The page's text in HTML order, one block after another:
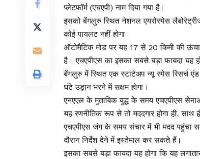
प्लेटफॉर्म (एचएपी) नाम दिया गया है।
इसको बेंगलुरु स्थित नेशनल एयरोस्पेस
कोई पायलट नहीं होगा।
ऑटोमैटिक मोड पर यह 17 से 20 किमी की
है। एचएपीएस का इसका सबसे बड़ा फायदा यह
बेंगलुरु में स्थित एक स्टार्टअप न्यू स्पेस रिसर्च
घंटे उड़ान भरने में सक्षम होगा।
एनएएल के मुताबिक युद्ध के समय एचएपीएस
यह रणनीतिक रूप से तो मददगार होगा ही,
एचएपीएस जंग के समय संचार में भी मदद पहुंचा
दौरान निर्देश देने में इस्तेमाल कर सकते हैं।
इसका सबसे बड़ा फायदा यह होगा कि यह